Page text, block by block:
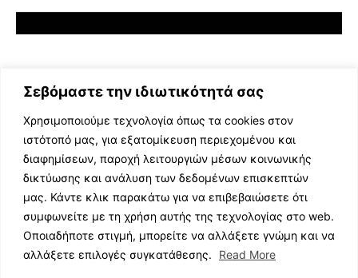
Σεβόμαστε την ιδιωτικότητά σας
Χρησιμοποιούμε τεχνολογία όπως τα cookies στον
ιστότοπό μας, για εξατομίκευση περιεχομένου και
διαφημίσεων, παροχή λειτουργιών μέσων κοινωνικής
δικτύωσης και ανάλυση των δεδομένων επισκεπτών
μας. Κάντε κλικ παρακάτω για να επιβεβαιώσετε ότι
συμφωνείτε με τη χρήση αυτής της τεχνολογίας στο web.
Οποιαδήποτε στιγμή, μπορείτε να αλλάξετε γνώμη και να
αλλάξετε επιλογές συγκατάθεσης.
Read More
ΕΛΛΗΝΙΚΗ ΜΟΥΣΙΚΗ
TV SHOWS
EVENTS
ΘΕΑΤΡΟ
ΔΙΑΓΩΝΙΣΜΟΙ